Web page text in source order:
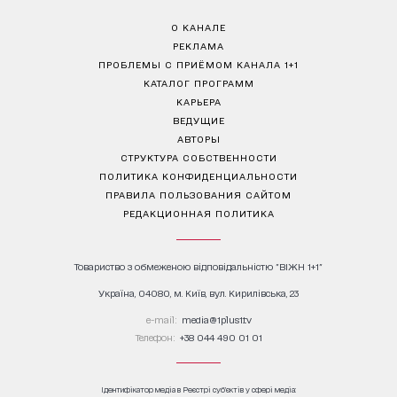
О КАНАЛЕ
РЕКЛАМА
ПРОБЛЕМЫ С ПРИЁМОМ КАНАЛА 1+1
КАТАЛОГ ПРОГРАММ
КАРЬЕРА
ВЕДУЩИЕ
АВТОРЫ
СТРУКТУРА СОБСТВЕННОСТИ
ПОЛИТИКА КОНФИДЕНЦИАЛЬНОСТИ
ПРАВИЛА ПОЛЬЗОВАНИЯ САЙТОМ
РЕДАКЦИОННАЯ ПОЛИТИКА
Товариство з обмеженою відповідальністю "ВІЖН 1+1"
Україна, 04080, м. Київ, вул. Кирилівська, 23
е-mail: media@1plus1.tv
Телефон: +38 044 490 01 01
Ідентифікатор медіа в Реєстрі суб’єктів у сфері медіа: